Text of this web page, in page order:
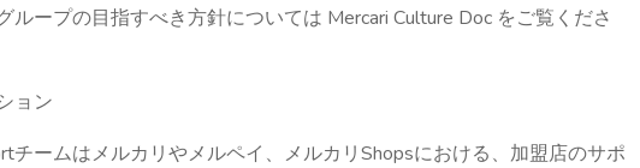
ループの目指すべき方針については Mercari Culture Doc をご覧くださ
ョン
チームはメルカリやメルペイ、メルカリShopsにおける、加盟店のサポ